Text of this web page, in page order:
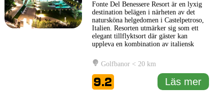
Fonte Del Benessere Resort är en lyxig
destination belägen i närheten av det
natursköna helgedomen i Castelpetroso,
Italien. Resorten utmärker sig som ett
elegant tillflyktsort där gäster kan
uppleva en kombination av italiensk
Omgivet av frodig grönska och med en
fantastisk utsikt över det omgivande
landskapet, erbjuder Fonte Del Benessere
Resort en rofylld miljö för... Läs mer
Golfbanor < 20 km
9.2 Läs mer